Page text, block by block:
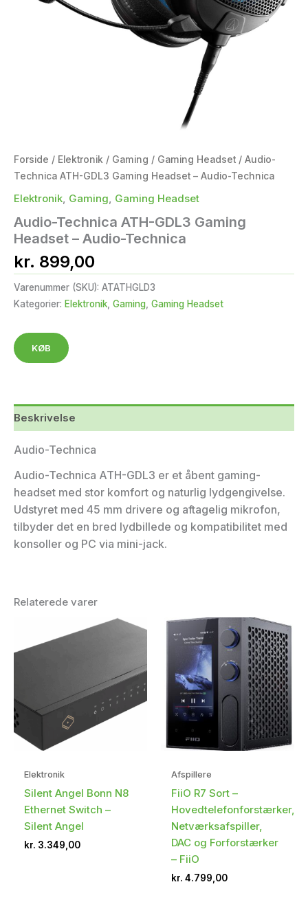
Forside / Elektronik / Gaming / Gaming Headset / Audio-
Technica ATH-GDL3 Gaming Headset – Audio-Technica
Elektronik, Gaming, Gaming Headset
Audio-Technica ATH-GDL3 Gaming
Headset – Audio-Technica
kr. 899,00
Varenummer (SKU): ATATHGLD3
Kategorier: Elektronik Gaming Gaming Headset
KØB
Beskrivelse
Audio-Technica
Audio-Technica ATH-GDL3 er et åbent gaming-
headset med stor komfort og naturlig lydgengivelse.
Udstyret med 45 mm drivere og aftagelig mikrofon,
tilbyder det en bred lydbillede og kompatibilitet med
konsoller og PC via mini-jack.
Relaterede varer
Elektronik
Silent Angel Bonn N8
Ethernet Switch –
Silent Angel
kr. 3.349,00
Afspillere
FiiO R7 Sort –
Hovedtelefonforstærker,
Netværksafspiller,
DAC og Forforstærker
– FiiO
kr. 4.799,00